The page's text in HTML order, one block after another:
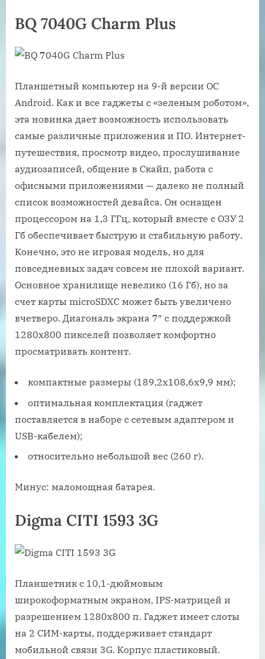
BQ 7040G Charm Plus
Планшетный компьютер на 9-й версии ОС
Android. Как и все гаджеты с «зеленым роботом»,
эта новинка дает возможность использовать
самые различные приложения и ПО. Интернет-
путешествия, просмотр видео, прослушивание
аудиозаписей, общение в Скайп, работа с
офисными приложениями — далеко не полный
список возможностей девайса. Он оснащен
процессором на 1,3 ГГц, который вместе с ОЗУ 2
Гб обеспечивает быструю и стабильную работу.
Конечно, это не игровая модель, но для
повседневных задач совсем не плохой вариант.
Основное хранилище невелико (16 Гб), но за
счет карты microSDXC может быть увеличено
вчетверо. Диагональ экрана 7″ с поддержкой
1280х800 пикселей позволяет комфортно
просматривать контент.
компактные размеры (189,2х108,6х9,9 мм);
оптимальная комплектация (гаджет
поставляется в наборе с сетевым адаптером и
USB-кабелем);
относительно небольшой вес (260 г).
Минус: маломощная батарея.
Digma CITI 1593 3G
Планшетник с 10,1-дюймовым
широкоформатным экраном, IPS-матрицей и
разрешением 1280х800 п. Гаджет имеет слоты
на 2 СИМ-карты, поддерживает стандарт
мобильной связи 3G. Корпус пластиковый.